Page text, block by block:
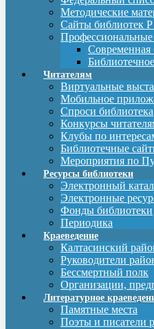
Методические
Сайты библиотек
Современная
Читателям
Виртуальные
Мобильное
Спроси
Конкурсы
Клубы по
Библиотечные
Мероприятия по
Ресурсы библиотеки
Электронный
Электронные
Фонды библиотеки
Периодика
Краеведение
Калтасинский
Руководители
Бессмертный полк
Организации,
Литературное
Памятные места
Поэты и писатели